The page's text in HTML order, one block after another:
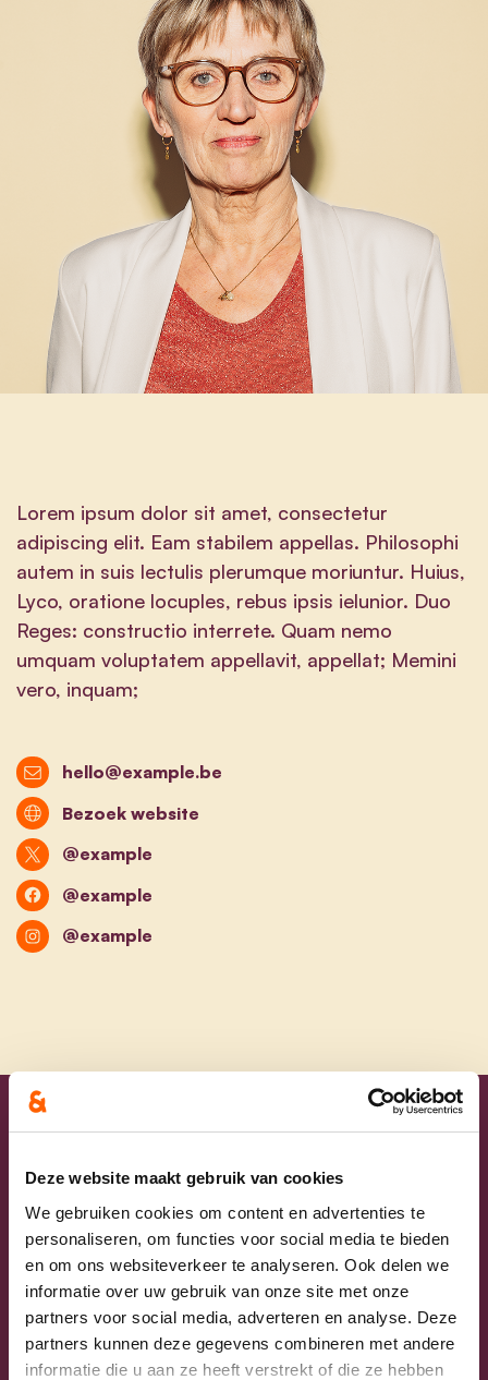
Deze website maakt gebruik van cookies
We gebruiken cookies om content en advertenties te
personaliseren, om functies voor social media te bieden
en om ons websiteverkeer te analyseren. Ook delen we
informatie over uw gebruik van onze site met onze
partners voor social media, adverteren en analyse. Deze
partners kunnen deze gegevens combineren met andere
informatie die u aan ze heeft verstrekt of die ze hebben
Lorem ipsum dolor sit amet, consectetur
adipiscing elit. Eam stabilem appellas. Philosophi
autem in suis lectulis plerumque moriuntur. Huius,
Lyco, oratione locuples, rebus ipsis ielunior. Duo
Reges: constructio interrete. Quam nemo
umquam voluptatem appellavit, appellat; Memini
vero, inquam;
hello@example.be
Bezoek website
@example
@example
@example
Uw lijsttrekkers